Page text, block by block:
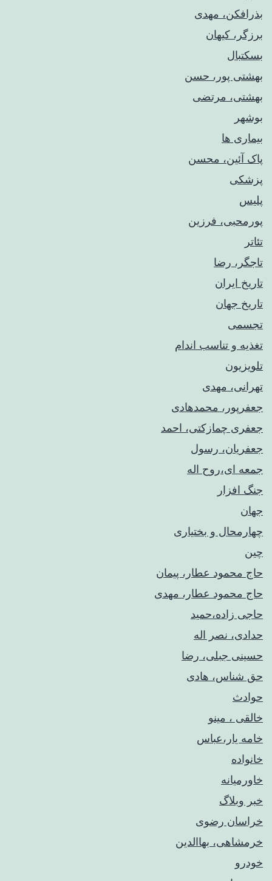
بذرافکن، مهدی
برزگر، کیهان
بسکتبال
بهشتی پور، حسن
بهشتی، مرتضی
بوشهر
بیماری ها
پاک آئین، محسن
پزشکی
پلیس
پورمحبی، فرزین
تئاتر
تاجگر، رضا
تاریخ ایران
تاریخ جهان
تجسمی
تغذیه و تناسب اندام
تلویزیون
تهرانی، مهدی
جعفرپور، محمدهادی
جعفری چمازکتی، احمد
جعفریان، رسول
جمعه ای،روح اله
جنگ افزار
جهان
چهارمحال و بختیاری
چین
حاج محمود عطار، پیمان
حاج محمود عطار، مهدی
حاجی زاده،حمید
حدادی، نصر اله
حسینی جبلی، رضا
حق شناس، هادی
حوادث
خالقی ، مینو
خامه یار،عباس
خانواده
خاورمیانه
خبر وبلاگ
خراسان رضوی
خرمشاهی، بهاالدین
خودرو